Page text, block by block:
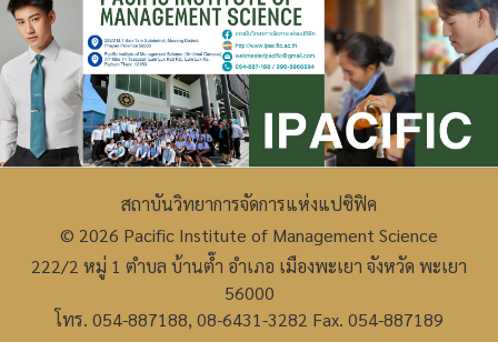
สถาบันวิทยาการจัดการแห่งแปซิฟิค
© 2026 Pacific Institute of Management Science
222/2 หมู่ 1 ตำบล บ้านต๊ำ อำเภอ เมืองพะเยา จังหวัด พะเยา
56000
โทร. 054-887188, 08-6431-3282 Fax. 054-887189